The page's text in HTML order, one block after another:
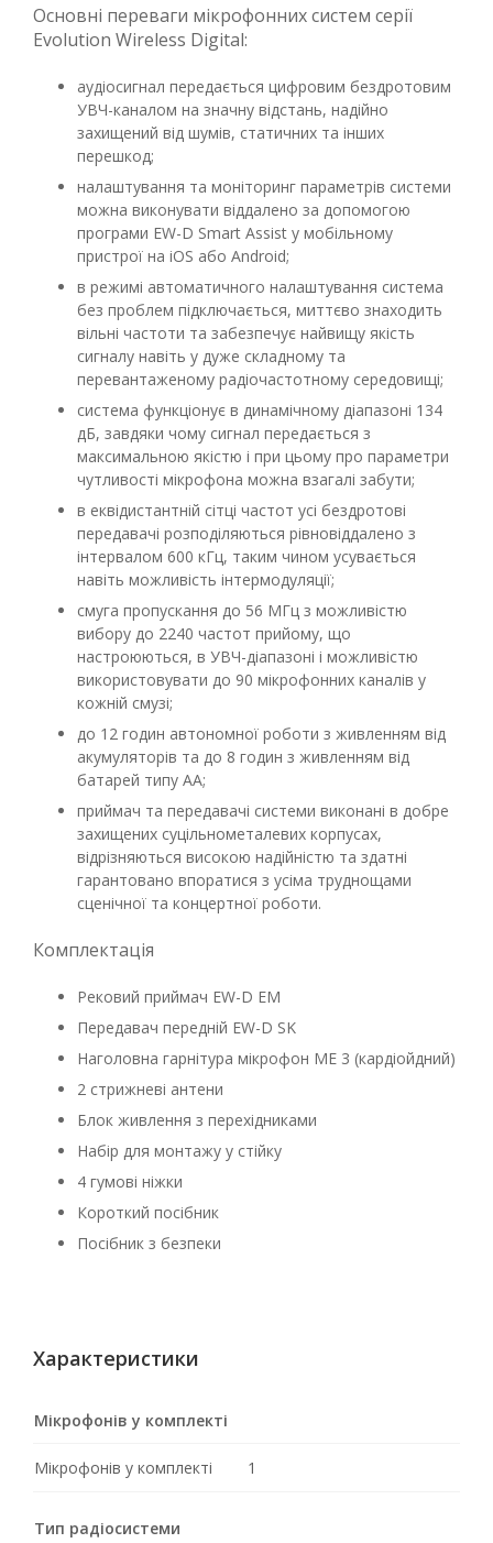
Основні переваги мікрофонних систем серії
Evolution Wireless Digital:
аудіосигнал передається цифровим бездротовим
УВЧ-каналом на значну відстань, надійно
захищений від шумів, статичних та інших
перешкод;
налаштування та моніторинг параметрів системи
можна виконувати віддалено за допомогою
програми EW-D Smart Assist у мобільному
пристрої на iOS або Android;
в режимі автоматичного налаштування система
без проблем підключається, миттєво знаходить
вільні частоти та забезпечує найвищу якість
сигналу навіть у дуже складному та
перевантаженому радіочастотному середовищі;
система функціонує в динамічному діапазоні 134
дБ, завдяки чому сигнал передається з
максимальною якістю і при цьому про параметри
чутливості мікрофона можна взагалі забути;
в еквідистантній сітці частот усі бездротові
передавачі розподіляються рівновіддалено з
інтервалом 600 кГц, таким чином усувається
навіть можливість інтермодуляції;
смуга пропускання до 56 МГц з можливістю
вибору до 2240 частот прийому, що
настроюються, в УВЧ-діапазоні і можливістю
використовувати до 90 мікрофонних каналів у
кожній смузі;
до 12 годин автономної роботи з живленням від
акумуляторів та до 8 годин з живленням від
батарей типу AA;
приймач та передавачі системи виконані в добре
захищених суцільнометалевих корпусах,
відрізняються високою надійністю та здатні
гарантовано впоратися з усіма труднощами
сценічної та концертної роботи.
Комплектація
Рековий приймач EW-D EM
Передавач передній EW-D SK
Наголовна гарнітура мікрофон ME 3 (кардіойдний)
2 стрижневі антени
Блок живлення з перехідниками
Набір для монтажу у стійку
4 гумові ніжки
Короткий посібник
Посібник з безпеки
Характеристики
Мікрофонів у комплекті
Мікрофонів у комплекті 1
Тип радіосистеми